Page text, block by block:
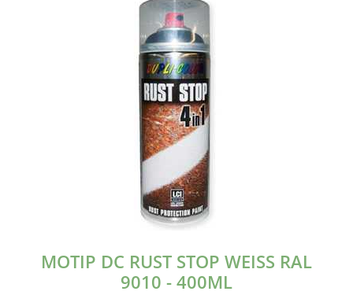
MOTIP DC RUST STOP WEISS RAL
9010 - 400ML